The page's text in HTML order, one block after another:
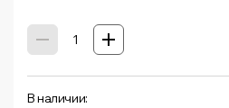
В наличии: